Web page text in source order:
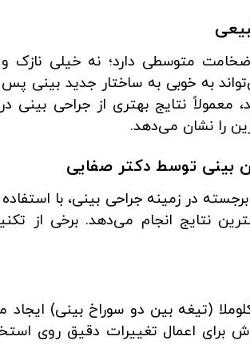
متوسطی دارد؛ نه خیلی
به خوبی به ساختار جدید بینی پس
نتایج بهتری از جراحی بینی
را نشان می‌دهد.
توسط دکتر صفایی
در زمینه جراحی بینی، با
نتایج انجام می‌دهد. برخی از
(تیغه بین دو سوراخ بینی)
برای اعمال تغییرات دقیق روی